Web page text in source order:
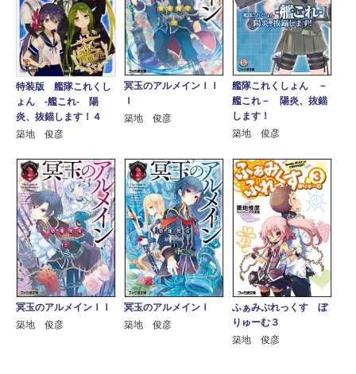
特装版 艦隊これくし
ょん ‐艦これ‐ 陽
炎、抜錨します！４
築地 俊彦
冥玉のアルメインＩＩ
Ｉ
築地 俊彦
艦隊これくしょん －
艦これ－ 陽炎、抜錨
します！
築地 俊彦
冥玉のアルメインＩＩ
築地 俊彦
冥玉のアルメインＩ
築地 俊彦
ふぁみぷれっくす ぼ
りゅーむ３
築地 俊彦